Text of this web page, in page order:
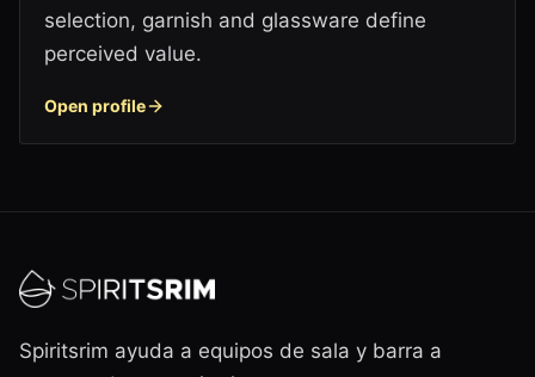
selection, garnish and glassware define
perceived value.
Open profile
Spiritsrim ayuda a equipos de sala y barra a